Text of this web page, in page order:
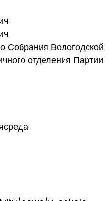
Собрания Вологодской
отделения Партии